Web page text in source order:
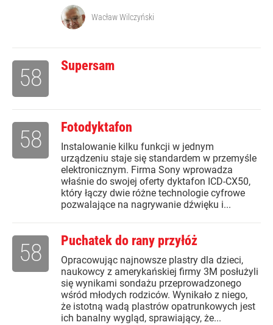
Wacław Wilczyński
Supersam
58
Fotodyktafon
Instalowanie kilku funkcji w jednym
urządzeniu staje się standardem w przemyśle
elektronicznym. Firma Sony wprowadza
właśnie do swojej oferty dyktafon ICD-CX50,
który łączy dwie różne technologie cyfrowe
pozwalające na nagrywanie dźwięku i...
58
Puchatek do rany przyłóż
Opracowując najnowsze plastry dla dzieci,
naukowcy z amerykańskiej firmy 3M posłużyli
się wynikami sondażu przeprowadzonego
wśród młodych rodziców. Wynikało z niego,
że istotną wadą plastrów opatrunkowych jest
ich banalny wygląd, sprawiający, że...
58